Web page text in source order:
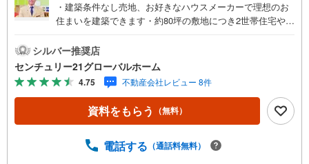
・建築条件なし売地、お好きなハウスメーカーで理想のお
住まいを建築できます・約80坪の敷地につき2世帯住宅やア
ビニ徒歩5分圏内につき買物便利▼センチュリー21グローバ
ルホームはこんな会社です▼・ 地域密着、横浜市神奈川区
を中心に不動産多数お取り扱いしています。戸建、マンシ
ョン、土地の購入から売却までお家にまつわることは何で
もお任せください。・経験豊富なスタッフが揃っていま
す。住宅ローン、保険、不動産に関わる各種手続きは、お
はなく、地元情報も知り尽くしてます！学区のことからグ
シルバー推奨店
センチュリー21グローバルホーム
4.75 不動産会社レビュー 8件
資料をもらう （無料）
電話する （通話料無料）